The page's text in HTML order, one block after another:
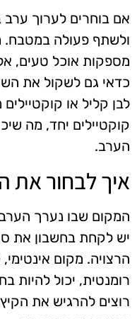
אם בוחרים לערוך ערב
ולשתף פעולה במטבח.
מספקות אוכל טעים,
כדאי גם לשקול את
לבן קליל או
קוקטיילים יחד, מה
הערב.
איך לבחור את
המקום שבו נערך הערב
יש לקחת בחשבון את
הרצויה. מקום
רומנטית, יכול להיות
רוצים להרגיש את